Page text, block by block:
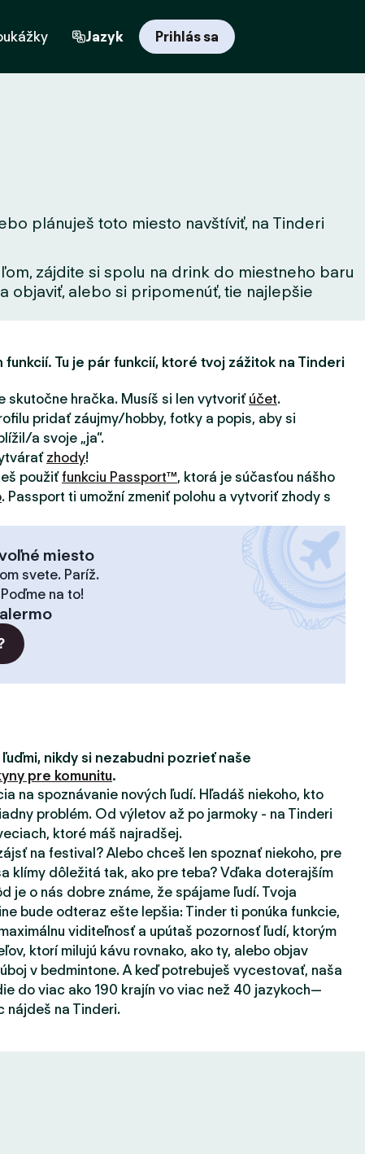
Jazyk Prihlás sa
plánuješ toto miesto navštíviť, na Tinderi
zájdite si spolu na drink do miestneho baru
objaviť, alebo si pripomenúť, tie najlepšie
Tu je pár funkcií, ktoré tvoj zážitok na Tinderi
skutočne hračka. Musíš si len vytvoriť účet.
pridať záujmy/hobby, fotky a popis, aby si
a svoje „ja“.
zhody!
použiťfunkciu Passport™, ktorá je súčasťou nášho
. Passport ti umožní zmeniť polohu a vytvoriť zhody s
miesto
svete. Paríž.
na to!
nikdy si nezabudni pozrieť naše
pre komunitu.
na spoznávanie nových ľudí. Hľadáš niekoho, kto
problém. Od výletov až po jarmoky - na Tinderi
ktoré máš najradšej.
na festival? Alebo chceš len spoznať niekoho, pre
klímy dôležitá tak, ako pre teba? Vďaka doterajším
je o nás dobre známe, že spájame ľudí. Tvoja
bude odteraz ešte lepšia: Tinder ti ponúka funkcie,
viditeľnosť a upútaš pozornosť ľudí, ktorým
ktorí milujú kávu rovnako, ako ty, alebo objav
v bedmintone. A keď potrebuješ vycestovať, naša
do viac ako 190 krajín vo viac než 40 jazykoch—
nájdeš na Tinderi.